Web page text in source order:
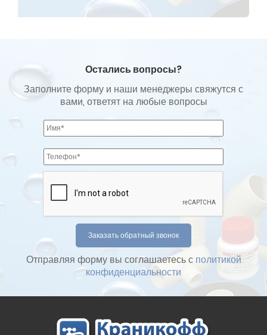
Остались вопросы?
Заполните форму и наши менеджеры свяжутся с
вами, ответят на любые вопросы
Отправляя форму вы соглашаетесь с политикой
конфиденциальности